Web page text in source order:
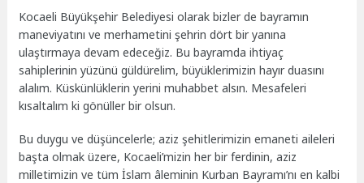
Kocaeli Büyükşehir Belediyesi olarak bizler de bayramın
maneviyatını ve merhametini şehrin dört bir yanına
ulaştırmaya devam edeceğiz. Bu bayramda ihtiyaç
sahiplerinin yüzünü güldürelim, büyüklerimizin hayır duasını
alalım. Küskünlüklerin yerini muhabbet alsın. Mesafeleri
kısaltalım ki gönüller bir olsun.
Bu duygu ve düşüncelerle; aziz şehitlerimizin emaneti aileleri
başta olmak üzere, Kocaeli’mizin her bir ferdinin, aziz
milletimizin ve tüm İslam âleminin Kurban Bayramı’nı en kalbi